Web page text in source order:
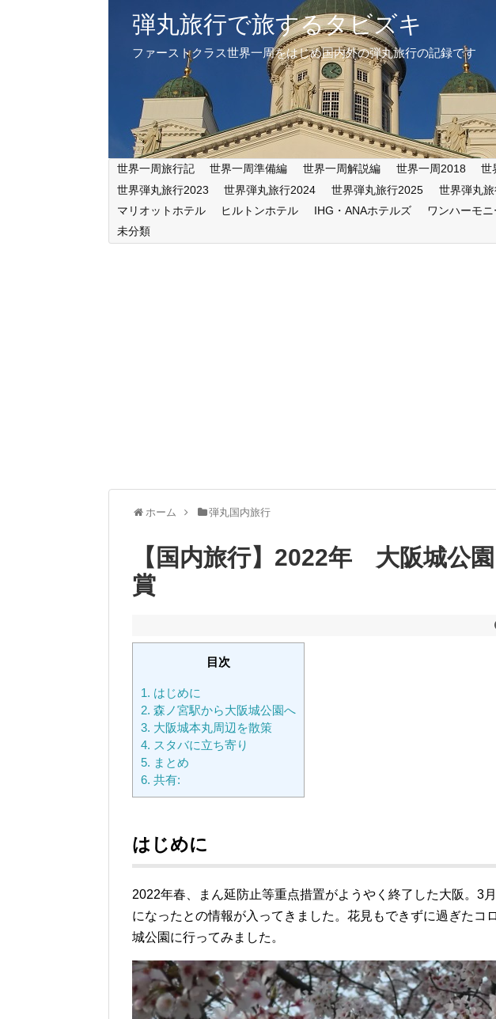
弾丸旅行で旅するタビズキ
ファーストクラス世界一周をはじめ国内外の弾丸旅行の記録です
世界一周旅行記 世界一周準備編 世界一周解説編 世界一周2018 世
世界弾丸旅行2023
世界弾丸旅行2024 世界弾丸旅行2025 世界弾丸
マリオットホテル
ヒルトンホテル IHG・ANAホテルズ ワンハーモニ
未分類
ホーム 弾丸国内旅行
【国内旅行】2022年 大阪城公
賞
目次
1. はじめに
2. 森ノ宮駅から大阪城公園へ
3. 大阪城本丸周辺を散策
4. スタバに立ち寄り
5. まとめ
6. 共有:
はじめに
2022年春、まん延防止等重点措置がようやく終了した大阪。3
になったとの情報が入ってきました。花見もできずに過ぎたコ
城公園に行ってみました。